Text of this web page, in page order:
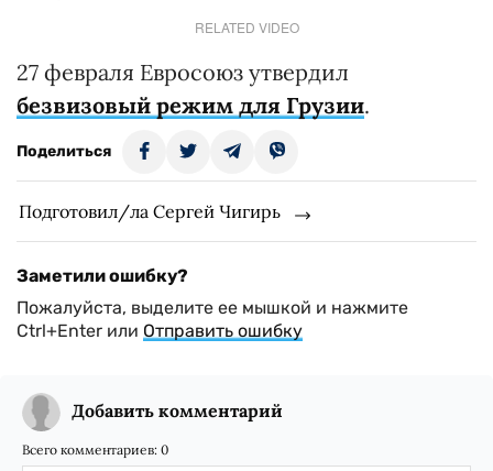
RELATED VIDEO
27 февраля Евросоюз утвердил
безвизовый режим для Грузии.
Поделиться
Подготовил/ла Сергей Чигирь
Заметили ошибку?
Пожалуйста, выделите ее мышкой и нажмите
Ctrl+Enter или Отправить ошибку
Добавить комментарий
Всего комментариев: 0